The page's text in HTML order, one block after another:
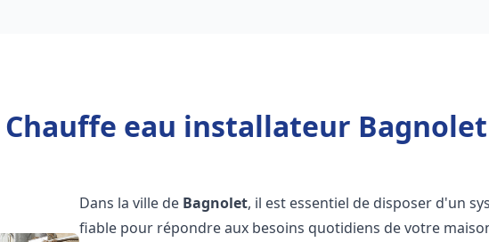
Chauffe eau installateur Bagnolet
Dans la ville de Bagnolet, il est essentiel de disposer d'un
fiable pour répondre aux besoins quotidiens de votre